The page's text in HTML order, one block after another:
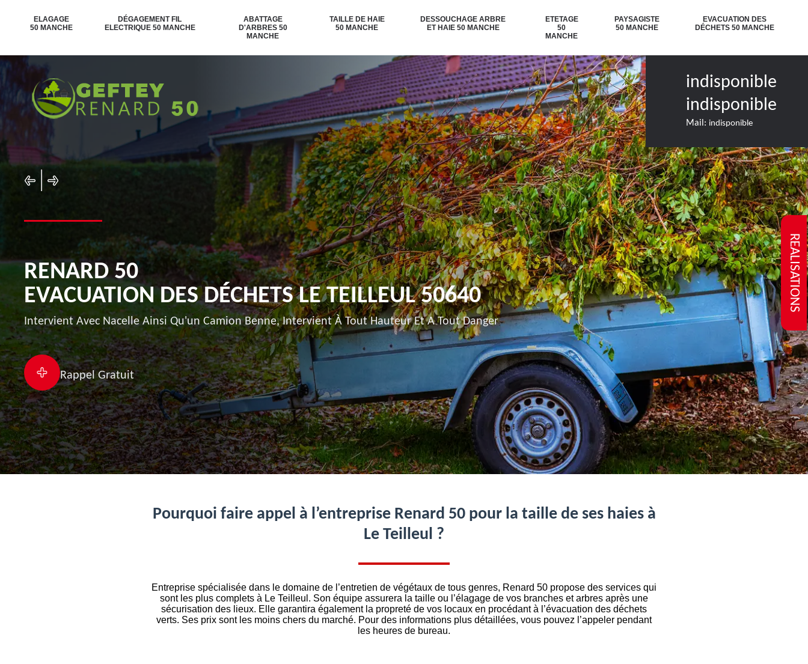
REALISATIONS
ELAGAGE
50 MANCHE
DÉGAGEMENT FIL
ELECTRIQUE 50 MANCHE
ABATTAGE
D'ARBRES 50
MANCHE
TAILLE DE HAIE
50 MANCHE
DESSOUCHAGE ARBRE
ET HAIE 50 MANCHE
ETETAGE
50
MANCHE
PAYSAGISTE
50 MANCHE
EVACUATION DES
DÉCHETS 50 MANCHE
indisponible
indisponible
Mail: indisponible
RENARD 50
EVACUATION DES DÉCHETS LE TEILLEUL 50640
Intervient Avec Nacelle Ainsi Qu'un Camion Benne, Intervient À Tout Hauteur Et A Tout Danger
Rappel Gratuit
Pourquoi faire appel à l’entreprise Renard 50 pour la taille de ses haies à
Le Teilleul ?
Entreprise spécialisée dans le domaine de l’entretien de végétaux de tous genres, Renard 50 propose des services qui
sont les plus complets à Le Teilleul. Son équipe assurera la taille ou l’élagage de vos branches et arbres après une
sécurisation des lieux. Elle garantira également la propreté de vos locaux en procédant à l’évacuation des déchets
verts. Ses prix sont les moins chers du marché. Pour des informations plus détaillées, vous pouvez l’appeler pendant
les heures de bureau.